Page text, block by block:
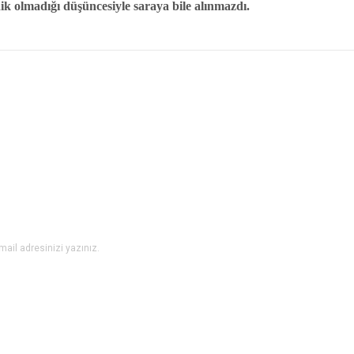
düşüncesiyle saraya bile alınmazdı.